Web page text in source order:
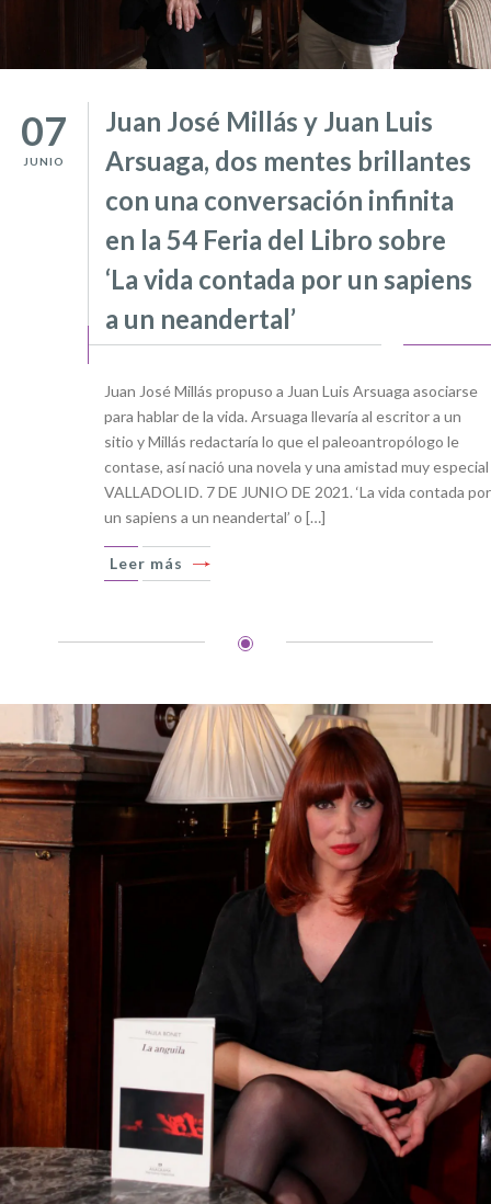
07
JUNIO
Juan José Millás y Juan Luis
Arsuaga, dos mentes brillantes
con una conversación infinita
en la 54 Feria del Libro sobre
‘La vida contada por un sapiens
a un neandertal’
Juan José Millás propuso a Juan Luis Arsuaga asociarse
para hablar de la vida. Arsuaga llevaría al escritor a un
sitio y Millás redactaría lo que el paleoantropólogo le
contase, así nació una novela y una amistad muy especial
VALLADOLID. 7 DE JUNIO DE 2021. ‘La vida contada por
un sapiens a un neandertal’ o […]
Leer más